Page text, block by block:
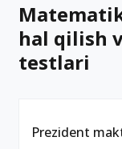
hal qilish
testlari
Prezident